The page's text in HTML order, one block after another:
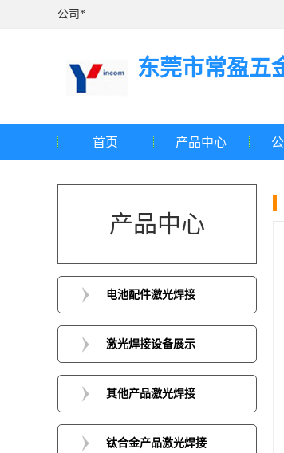
公司*
东莞市常盈五
首页 产品中心
产品中心
电池配件激光焊接
激光焊接设备展示
其他产品激光焊接
钛合金产品激光焊接